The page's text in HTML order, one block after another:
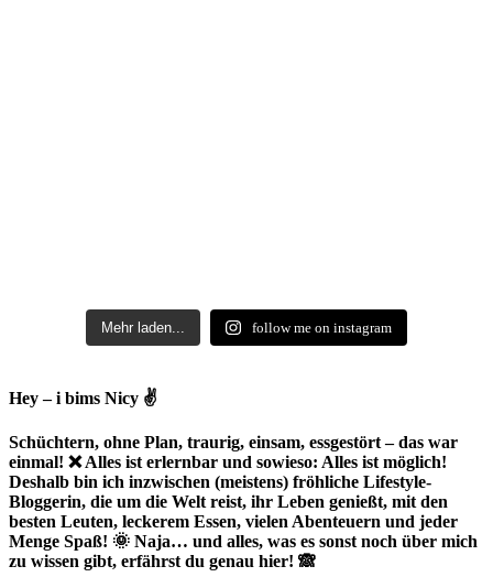
Mehr laden... follow me on instagram
Hey – i bims Nicy ✌
Schüchtern, ohne Plan, traurig, einsam, essgestört – das war
einmal! ❌ Alles ist erlernbar und sowieso: Alles ist möglich!
Deshalb bin ich inzwischen (meistens) fröhliche Lifestyle-
Bloggerin, die um die Welt reist, ihr Leben genießt, mit den
besten Leuten, leckerem Essen, vielen Abenteuern und jeder
Menge Spaß! 🌞 Naja… und alles, was es sonst noch über mich
zu wissen gibt, erfährst du genau hier! 🙈